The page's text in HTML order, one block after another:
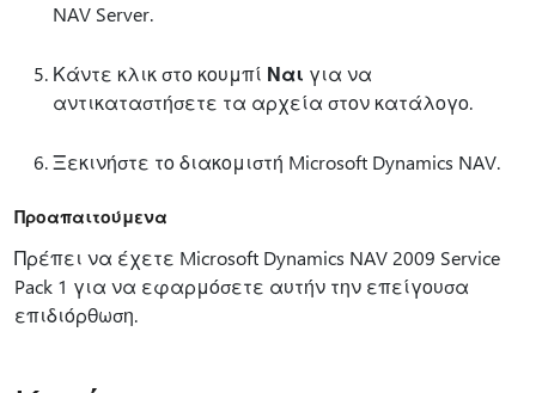
NAV Server.
Κάντε κλικ στο κουμπί Ναι για να
αντικαταστήσετε τα αρχεία στον κατάλογο.
Ξεκινήστε το διακομιστή Microsoft Dynamics NAV.
Προαπαιτούμενα
Πρέπει να έχετε Microsoft Dynamics NAV 2009 Service
Pack 1 για να εφαρμόσετε αυτήν την επείγουσα
επιδιόρθωση.